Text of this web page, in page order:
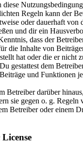
diese
Regeln kann der
oder dauerhaft von
und dir ein
dass der
die Inhalte von
hat oder die er nicht
gestattest dem
und Funktionen
Betreiber darüber
sie gegen o. g. Regeln
Betreiber oder einem